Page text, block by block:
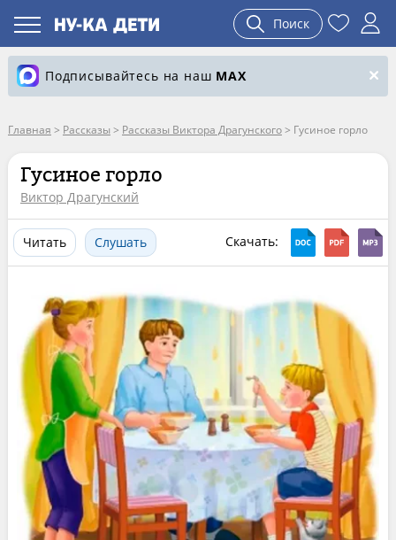
Поиск
Подписывайтесь на наш MAX
Главная > Рассказы > Рассказы Виктора Драгунского> Гусиное горло
Гусиное горло
Виктор Драгунский
Читать Слушать Скачать: